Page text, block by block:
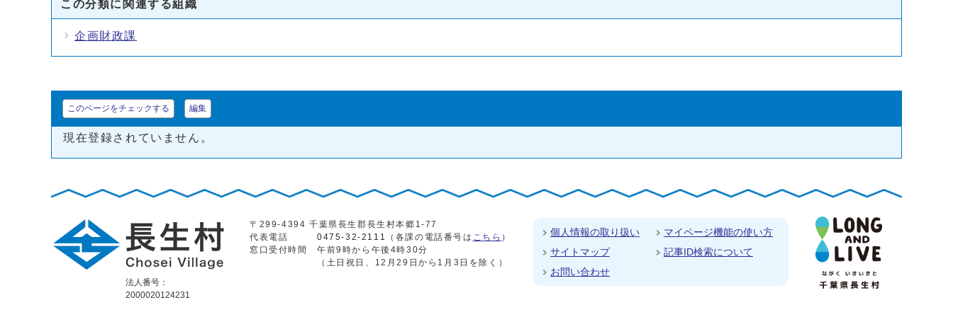
この分類に関連する組織
企画財政課
このページをチェックする 編集
現在登録されていません。
法人番号：
2000020124231
〒299-4394 千葉県長生郡長生村本郷1-77
代表電話
0475-32-2111 （各課の電話番号は こちら ）
窓口受付時間
午前9時から午後4時30分
（土日祝日、12月29日から1月3日を除く）
個人情報の取り扱い
サイトマップ
お問い合わせ
マイページ機能の使い方
記事ID検索について